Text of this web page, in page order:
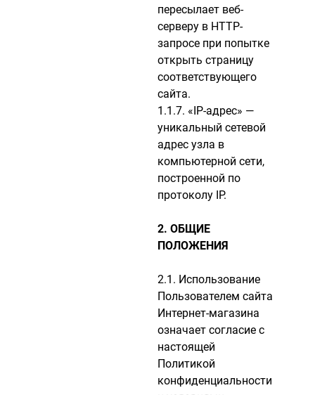
пересылает веб-
серверу в HTTP-
запросе при попытке
открыть страницу
соответствующего
сайта.
1.1.7. «IP-адрес» —
уникальный сетевой
адрес узла в
компьютерной сети,
построенной по
протоколу IP.
2. ОБЩИЕ
ПОЛОЖЕНИЯ
2.1. Использование
Пользователем сайта
Интернет-магазина
означает согласие с
настоящей
Политикой
конфиденциальности